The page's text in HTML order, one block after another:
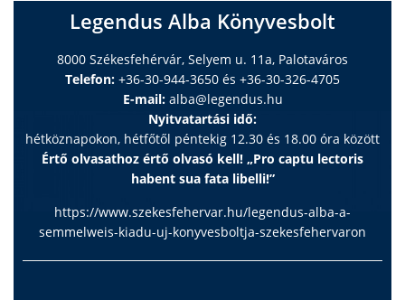
Legendus Alba Könyvesbolt
8000 Székesfehérvár, Selyem u. 11a, Palotaváros
Telefon: +36-30-944-3650 és +36-30-326-4705
E-mail: alba@legendus.hu
Nyitvatartási idő:
hétköznapokon, hétfőtől péntekig 12.30 és 18.00 óra között
Értő olvasathoz értő olvasó kell! „Pro captu lectoris
habent sua fata libelli!”
https://www.szekesfehervar.hu/legendus-alba-a-
semmelweis-kiadu-uj-konyvesboltja-szekesfehervaron